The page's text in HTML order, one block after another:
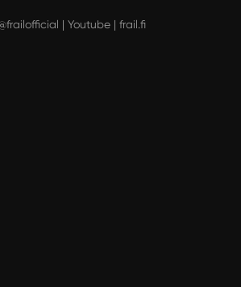
| Youtube| frail.fi